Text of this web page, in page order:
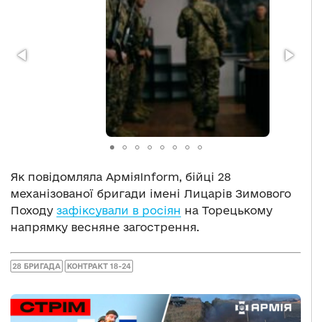
Як повідомляла АрміяInform, бійці 28
механізованої бригади імені Лицарів Зимового
Походу зафіксували в росіян на Торецькому
напрямку весняне загострення.
28 БРИГАДА КОНТРАКТ 18-24